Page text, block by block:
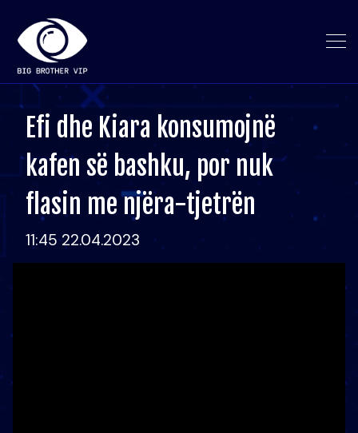
Efi dhe Kiara konsumojnë
kafen së bashku, por nuk
flasin me njëra-tjetrën
11:45 22.04.2023